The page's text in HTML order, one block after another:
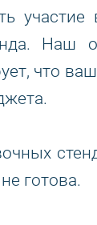
Наш
что
готова.